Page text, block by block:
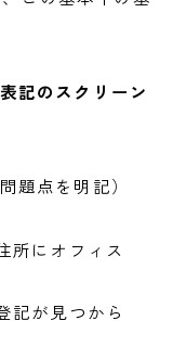
記のスクリーン
題点を明記）
所にオフィス
記が見つから